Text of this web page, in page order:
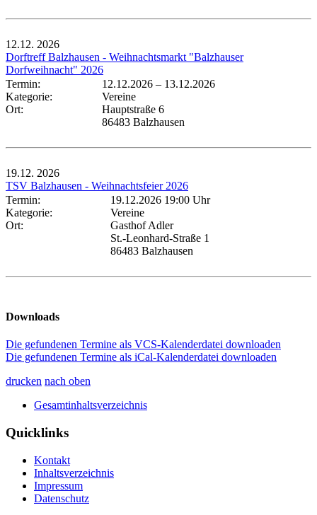
12.12. 2026
Dorftreff Balzhausen - Weihnachtsmarkt "Balzhauser
Dorfweihnacht" 2026
Termin:
12.12.2026 – 13.12.2026
Kategorie:
Vereine
Ort:
Hauptstraße 6
86483 Balzhausen
19.12. 2026
TSV Balzhausen - Weihnachtsfeier 2026
Termin:
19.12.2026 19:00 Uhr
Kategorie:
Vereine
Ort:
Gasthof Adler
St.-Leonhard-Straße 1
86483 Balzhausen
Downloads
Die gefundenen Termine als VCS-Kalenderdatei downloaden
Die gefundenen Termine als iCal-Kalenderdatei downloaden
drucken nach oben
Gesamtinhaltsverzeichnis
Quicklinks
Kontakt
Inhaltsverzeichnis
Impressum
Datenschutz